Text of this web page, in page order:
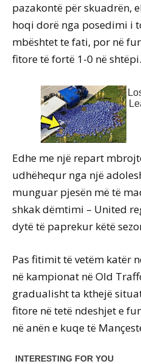
pazakontë për skuadrën,
hoqi dorë nga posedimi i
mbështet te fati, por në
fitore të fortë 1-0 në shtëpi.
Edhe me një repart
udhëhequr nga një
munguar pjesën më të
shkak dëmtimi – United
dytë të paprekur këtë
Pas fitimit të vetëm katër
në kampionat në Old
gradualisht ta kthejë
fitore në tetë ndeshjet e
në anën e kuqe të